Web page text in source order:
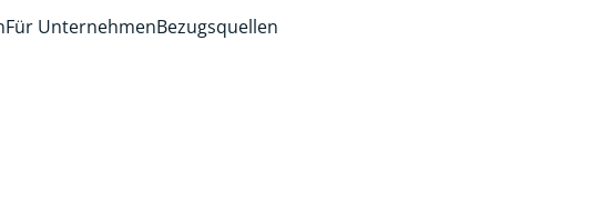
Für UnternehmenBezugsquellen